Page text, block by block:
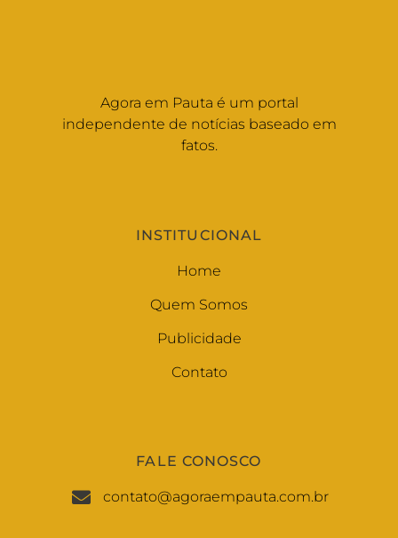
Agora em Pauta é um portal
independente de notícias baseado em
fatos.
INSTITUCIONAL
Home
Quem Somos
Publicidade
Contato
FALE CONOSCO
contato@agoraempauta.com.br